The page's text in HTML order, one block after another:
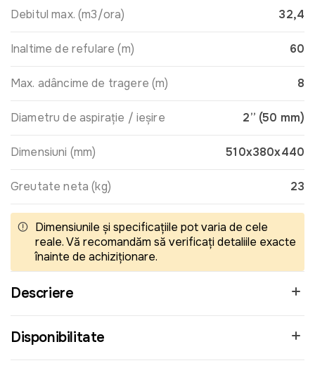
Debitul max. (m3/ora) 32,4
Inaltime de refulare (m) 60
Max. adâncime de tragere (m) 8
Diametru de aspirație / ieșire 2” (50 mm)
Dimensiuni (mm) 510x380x440
Greutate neta (kg) 23
Dimensiunile și specificațiile pot varia de cele
reale. Vă recomandăm să verificați detaliile exacte
înainte de achiziționare.
Descriere
Disponibilitate